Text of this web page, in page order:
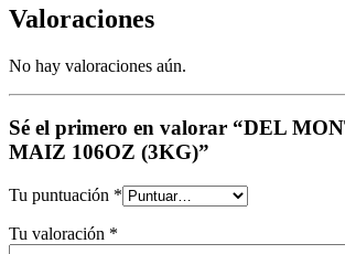
Valoraciones
No hay valoraciones aún.
Sé el primero en valorar “DEL
MAIZ 106OZ (3KG)”
Tu puntuación *
Tu valoración *